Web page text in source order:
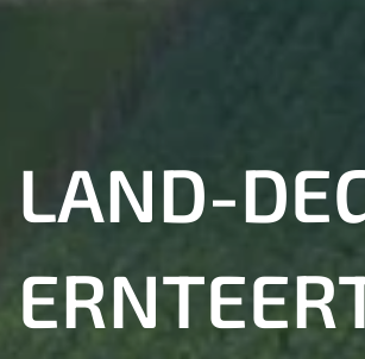
LAND-
Neuer
Der einzige deutsche
Welche Rolle Landnutzung